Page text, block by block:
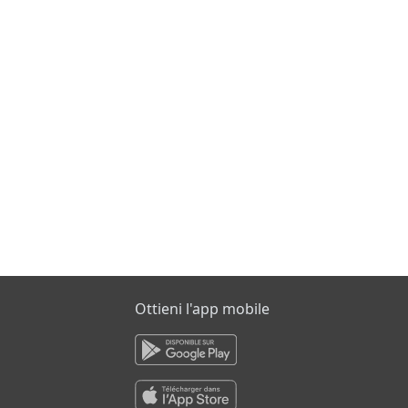
Ottieni l'app mobile